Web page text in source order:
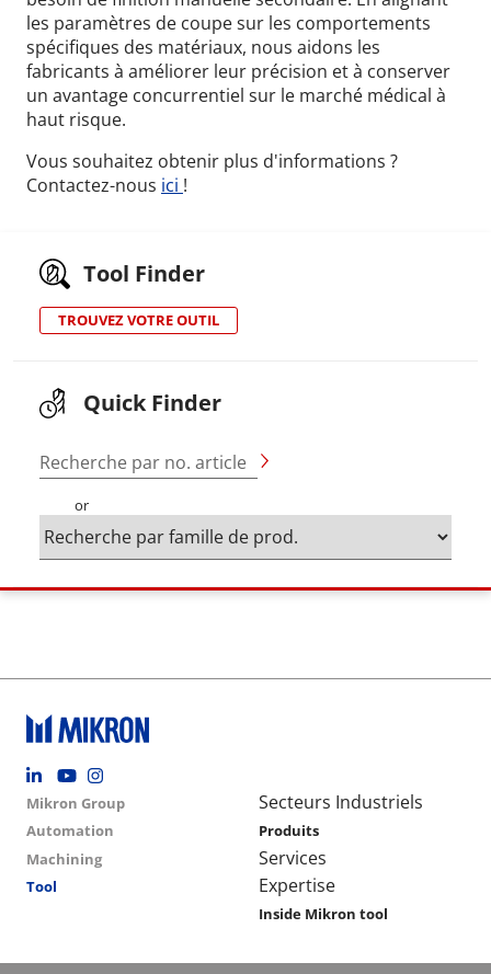
les paramètres de coupe sur les comportements
spécifiques des matériaux, nous aidons les
fabricants à améliorer leur précision et à conserver
un avantage concurrentiel sur le marché médical à
haut risque.
Vous souhaitez obtenir plus d'informations ?
Contactez-nous ici !
Tool Finder
TROUVEZ VOTRE OUTIL
Quick Finder
Recherche par no. article
or
Footer social
Group menu
Mikron Group
Automation
Machining
Tool
Main navigation
Secteurs Industriels
Produits
Services
Expertise
Inside Mikron tool